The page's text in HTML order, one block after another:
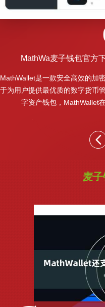
MathWa麦子钱包官方
MathWallet是一款安全高效的加
于为用户提供最优质的数字货币
字资产钱包，MathWallet
麦